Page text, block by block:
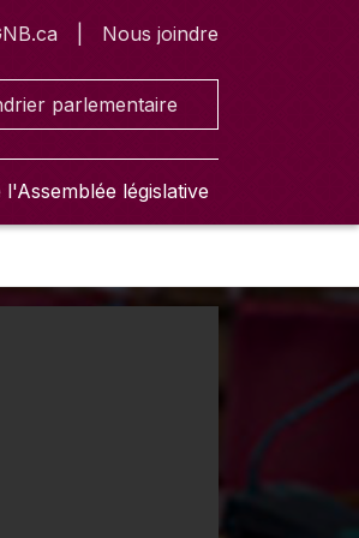
Nous joindre
parlementaire
l'Assemblée législative